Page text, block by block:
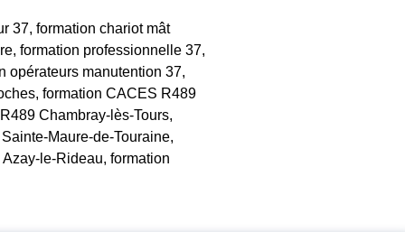
37, formation chariot mât
formation professionnelle 37,
opérateurs manutention 37,
formation CACES R489
Chambray-lès-Tours,
Maure-de-Touraine,
le-Rideau, formation